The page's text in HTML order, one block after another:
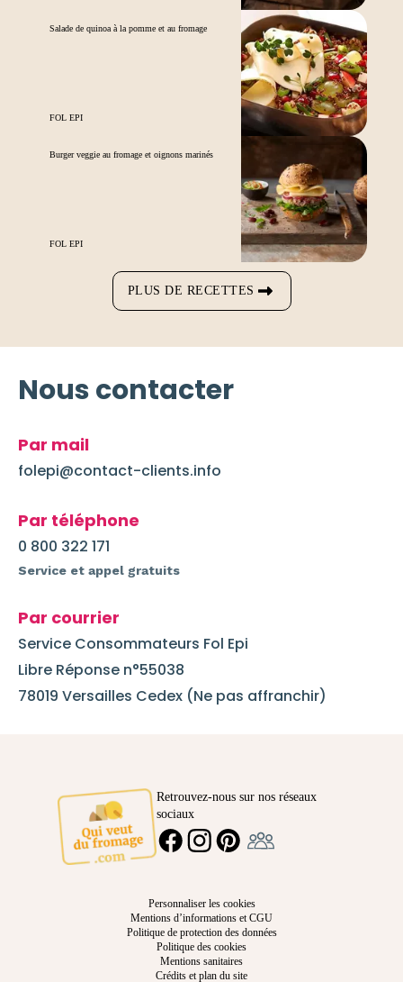
Salade de quinoa à la pomme et au fromage
FOL EPI
Burger veggie au fromage et oignons marinés
FOL EPI
PLUS DE RECETTES
Nous contacter
Par mail
folepi@contact-clients.info
Par téléphone
0 800 322 171
Service et appel gratuits
Par courrier
Service Consommateurs Fol Epi
Libre Réponse n°55038
78019 Versailles Cedex (Ne pas affranchir)
Retrouvez-nous sur nos réseaux
sociaux
FACEBOOKINSTAGRAMPINTEREST
Personnaliser les cookies
Mentions d’informations et CGU
Politique de protection des données
Politique des cookies
Mentions sanitaires
Crédits et plan du site